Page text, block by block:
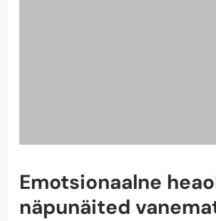
Emotsionaalne
näpunäited